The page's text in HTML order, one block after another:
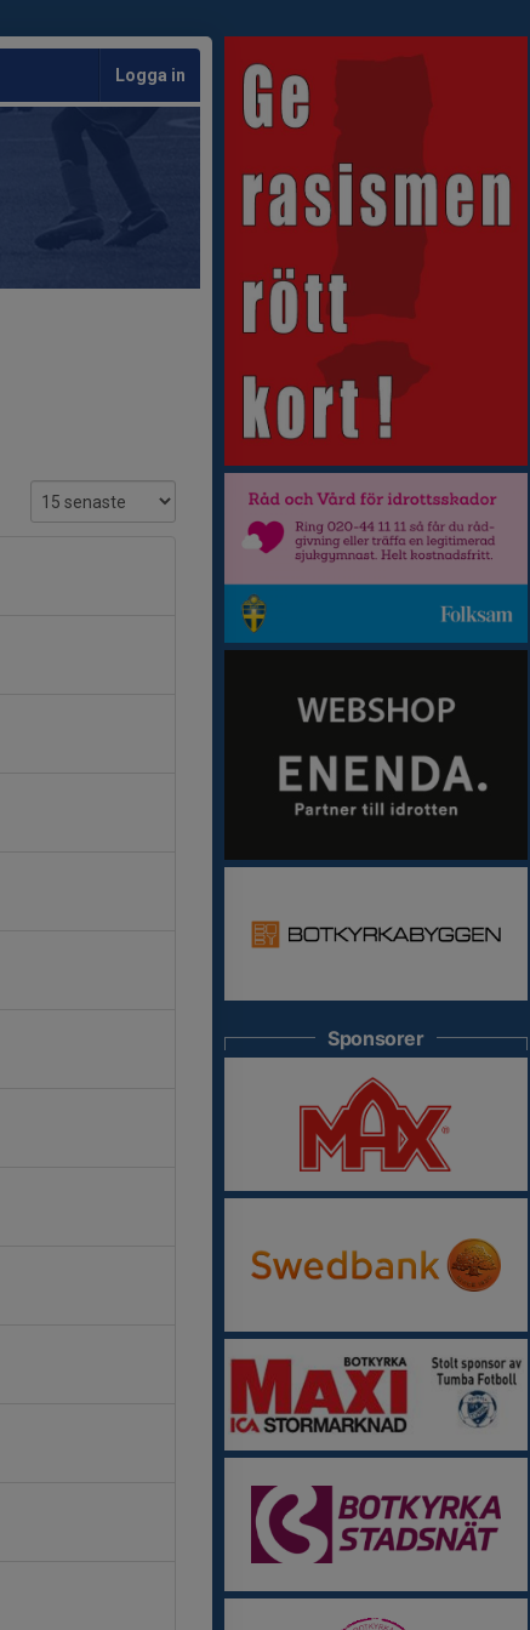
Logga in
Sponsorer